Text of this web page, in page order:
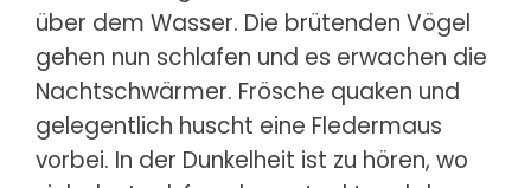
über dem Wasser. Die brütenden Vögel
gehen nun schlafen und es erwachen die
Nachtschwärmer. Frösche quaken und
gelegentlich huscht eine Fledermaus
vorbei. In der Dunkelheit ist zu hören, wo